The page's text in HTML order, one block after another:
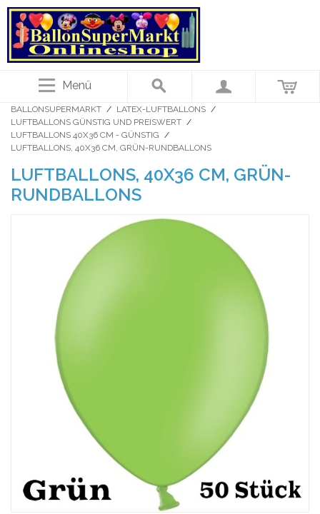
Menü
BALLONSUPERMARKT / LATEX-LUFTBALLONS /
LUFTBALLONS GÜNSTIG UND PREISWERT /
LUFTBALLONS 40X36 CM - GÜNSTIG /
LUFTBALLONS, 40X36 CM, GRÜN-RUNDBALLONS
LUFTBALLONS, 40X36 CM, GRÜN-
RUNDBALLONS